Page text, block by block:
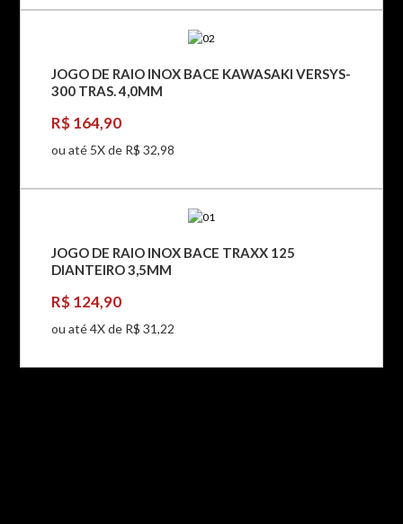
JOGO DE RAIO INOX BACE KAWASAKI VERSYS-
300 TRAS. 4,0MM
R$ 164,90
ou até 5X de R$ 32,98
JOGO DE RAIO INOX BACE TRAXX 125
DIANTEIRO 3,5MM
R$ 124,90
ou até 4X de R$ 31,22